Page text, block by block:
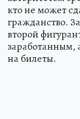
кто не может
гражданство.
второй
заработанным,
на билеты.